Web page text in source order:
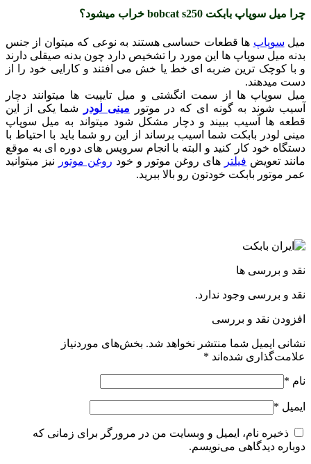
چرا میل سوپاپ بابکت bobcat s250 خراب میشود؟
میل سوپاپ ها قطعات حساسی هستند به نوعی که میتوان از جنس
بدنه میل سوپاپ ها این مورد را تشخیص دارد چون بدنه صیقلی دارند
و با کوچک ترین ضربه ای خط یا خش می افتند و کارایی خود را از
دست میدهند.
میل سوپاپ ها از سمت انگشتی و میل تایپیت ها میتوانند دچار
آسیب شوند به گونه ای که در موتور مینی لودر
شما یکی از این
قطعه ها آسیب ببیند و دچار مشکل شود میتواند به میل سوپاپ
مینی لودر بابکت شما اسیب برساند از این رو شما باید با احتیاط با
دستگاه خود کار کنید و البته با انجام سرویس های دوره ای به موقع
مانند تعویض فیلتر های روغن موتور و خود روغن موتور
نیز میتوانید
عمر موتور بابکت خودتون رو بالا ببرید.
نقد و بررسی ها
نقد و بررسی وجود ندارد.
افزودن نقد و بررسی
نشانی ایمیل شما منتشر نخواهد شد. بخش‌های موردنیاز
علامت‌گذاری شده‌اند *
نام *
ایمیل *
ذخیره نام، ایمیل و وبسایت من در مرورگر برای زمانی که
دوباره دیدگاهی می‌نویسم.